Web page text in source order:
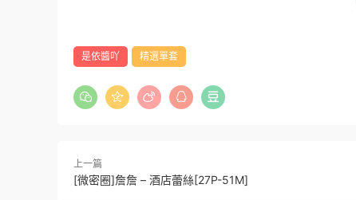
是依醬吖 精選單套
上一篇
[微密圈]詹詹 – 酒店蕾絲[27P-51M]